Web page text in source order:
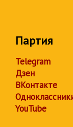
Партия
Telegram
Дзен
ВКонтакте
YouTube